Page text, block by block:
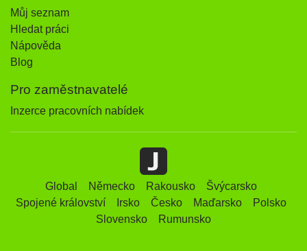
Můj seznam
Hledat práci
Nápověda
Blog
Pro zaměstnavatelé
Inzerce pracovních nabídek
Global Německo Rakousko
Švýcarsko
Spojené království
Irsko Česko Maďarsko
Polsko
Slovensko
Rumunsko